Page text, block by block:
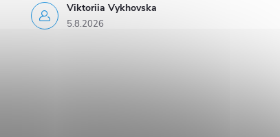
Viktoriia Vykhovska
5.8.2026